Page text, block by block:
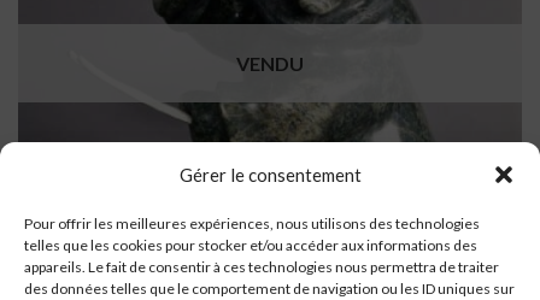
Gérer le consentement
Pour offrir les meilleures expériences, nous utilisons des technologies
telles que les cookies pour stocker et/ou accéder aux informations des
appareils. Le fait de consentir à ces technologies nous permettra de traiter
des données telles que le comportement de navigation ou les ID uniques sur
VENDU